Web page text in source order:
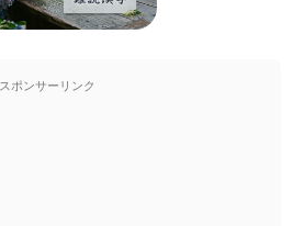
スポンサーリンク